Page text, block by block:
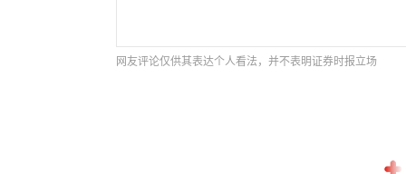
网友评论仅供其表达个人看法，并不表明证券时报立场